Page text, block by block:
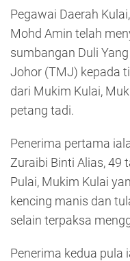
Pegawai Daerah
Mohd Amin telah
sumbangan Duli
Johor (TMJ) kepada
dari Mukim Kulai,
petang tadi.
Penerima pertama
Zuraibi Binti Alias, 49
Pulai, Mukim Kulai
kencing manis dan
selain terpaksa
Penerima kedua pula